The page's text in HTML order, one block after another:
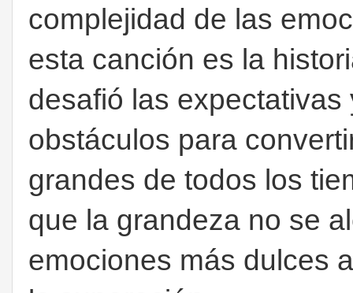
complejidad de las
esta canción es la
desafió las
obstáculos para
grandes de todos los
que la grandeza no se
emociones más dulces